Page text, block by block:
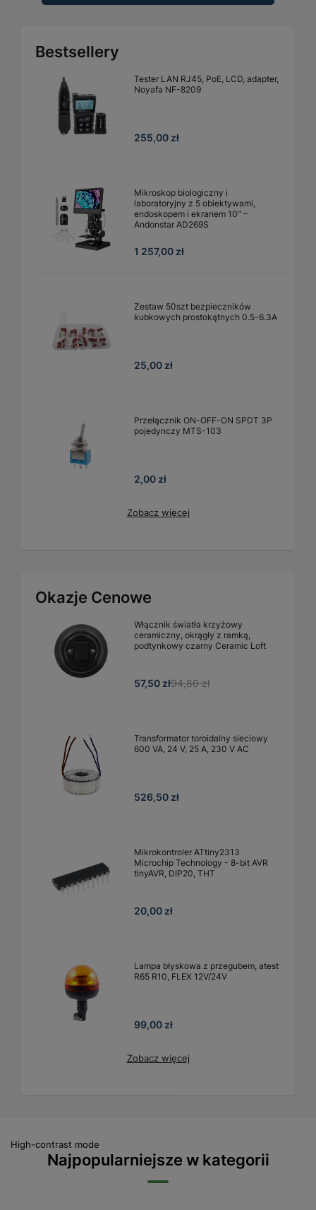
Bestsellery
Tester LAN RJ45, PoE, LCD, adapter,
Noyafa NF-8209
255,00 zł
Mikroskop biologiczny i
laboratoryjny z 5 obiektywami,
endoskopem i ekranem 10″ –
Andonstar AD269S
1 257,00 zł
Zestaw 50szt bezpieczników
kubkowych prostokątnych 0.5-6.3A
25,00 zł
Przełącznik ON-OFF-ON SPDT 3P
pojedynczy MTS-103
2,00 zł
Zobacz więcej
Okazje Cenowe
Włącznik światła krzyżowy
ceramiczny, okrągły z ramką,
podtynkowy czarny Ceramic Loft
57,50 zł94,80 zł
Transformator toroidalny sieciowy
600 VA, 24 V, 25 A, 230 V AC
526,50 zł
Mikrokontroler ATtiny2313
Microchip Technology - 8-bit AVR
tinyAVR, DIP20, THT
20,00 zł
Lampa błyskowa z przegubem, atest
R65 R10, FLEX 12V/24V
99,00 zł
Zobacz więcej
High-contrast mode
Najpopularniejsze w kategorii